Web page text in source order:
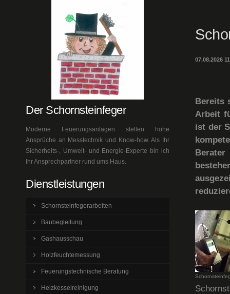
07.08.2026
Bereits
Arbeit
ist der
Der Schornsteinfeger
Moderne Feuerungsanlagen stellen hohe
Ansprüche an Messtechnik und Know-how. Als Ihr
Sicherheits-, Umwelt- und Energie-Experte bin ich
Ihr Ansprechpartner rund ums Haus.
Dienstleistungen
Schornsteinfegerarbeiten
Baubegleitung
Gashausschau
Holzfeuchtemessung
Feuerungstechnische Beratung
Heizkesselreinigung